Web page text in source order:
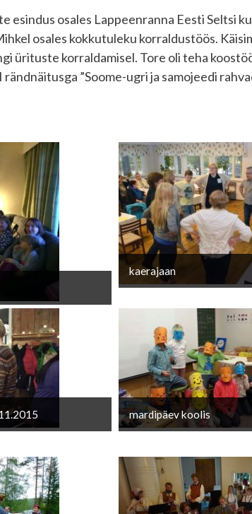
osales Lappeenranna Eesti Seltsi
osales kokkutuleku korraldustöös.
ürituste korraldamisel. Tore oli teha
”Soome-ugri ja samojeedi
kaerajaan
mardipäev koolis